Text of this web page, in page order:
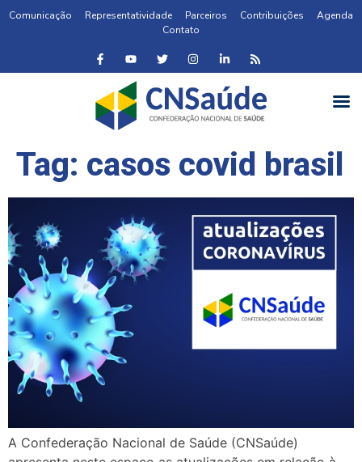
Comunicação Representatividade Parceiros Contribuições
Agenda
Contato
Tag: casos covid brasil
A Confederação Nacional de Saúde (CNSaúde)